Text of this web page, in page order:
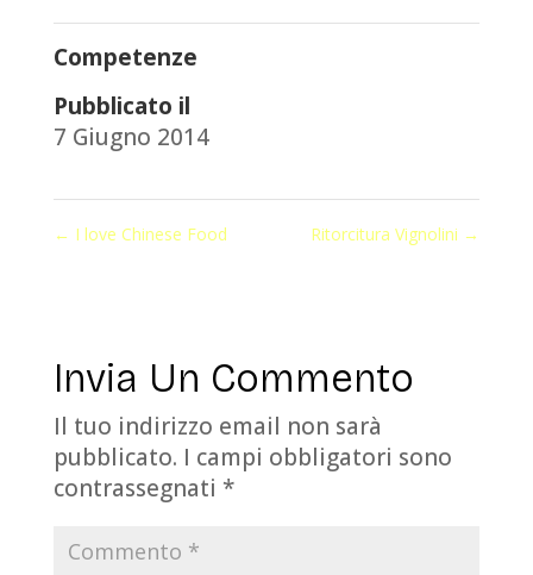
Competenze
Pubblicato il
7 Giugno 2014
← I love Chinese Food Ritorcitura Vignolini →
Invia Un Commento
Il tuo indirizzo email non sarà
pubblicato. I campi obbligatori sono
contrassegnati *